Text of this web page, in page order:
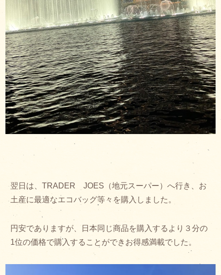
翌日は、TRADER JOES（地元スーパー）へ行き、お
土産に最適なエコバッグ等々を購入しました。
円安でありますが、日本同じ商品を購入するより３分の
1位の価格で購入することができお得感満載でした。